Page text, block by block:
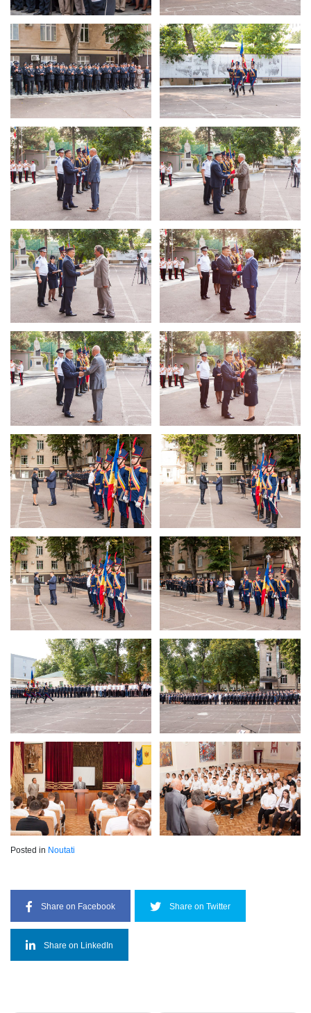
Posted in Noutati
Share on Facebook Share on Twitter
Share on LinkedIn